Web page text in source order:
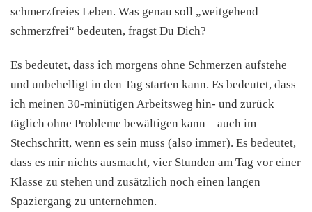
schmerzfreies Leben. Was genau soll „weitgehend
schmerzfrei“ bedeuten, fragst Du Dich?
Es bedeutet, dass ich morgens ohne Schmerzen aufstehe
und unbehelligt in den Tag starten kann. Es bedeutet, dass
ich meinen 30-minütigen Arbeitsweg hin- und zurück
täglich ohne Probleme bewältigen kann – auch im
Stechschritt, wenn es sein muss (also immer). Es bedeutet,
dass es mir nichts ausmacht, vier Stunden am Tag vor einer
Klasse zu stehen und zusätzlich noch einen langen
Spaziergang zu unternehmen.